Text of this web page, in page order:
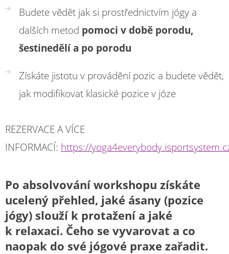
Budete vědět jak si prostřednictvím jógy a
dalších metod pomoci v době porodu,
šestinedělí a po porodu
Získáte jistotu v provádění pozic a budete vědět,
jak modifikovat klasické pozice v józe
REZERVACE A VÍCE
INFORMACÍ: https://
Po absolvování workshopu získáte
ucelený přehled, jaké ásany (pozice
jógy) slouží k protažení a jaké
k relaxaci. Čeho se vyvarovat a co
naopak do své jógové praxe zařadit.